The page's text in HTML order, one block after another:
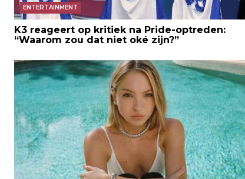
ENTERTAINMENT
K3 reageert op kritiek na Pride-optreden:
“Waarom zou dat niet oké zijn?”